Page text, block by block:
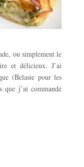
ou simplement le
et délicieux. J’ai
(Belasie pour les
que j’ai commandé